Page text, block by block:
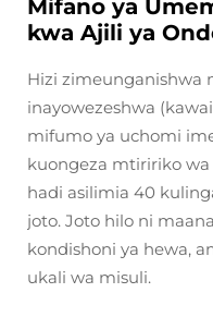
Mifano ya
kwa Ajili ya
Hizi zimeunganishwa
inayowezeshwa
mifumo ya uchomi
kuongeza mtiririko
hadi asilimia 40
joto. Joto hilo ni
kondishoni ya hewa,
ukali wa misuli.